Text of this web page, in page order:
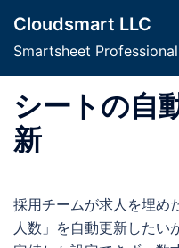
ン
Cloudsmart LLC
Smartsheet Professional
シートの自
新
採用チームが求人を埋め
人数」を自動更新した